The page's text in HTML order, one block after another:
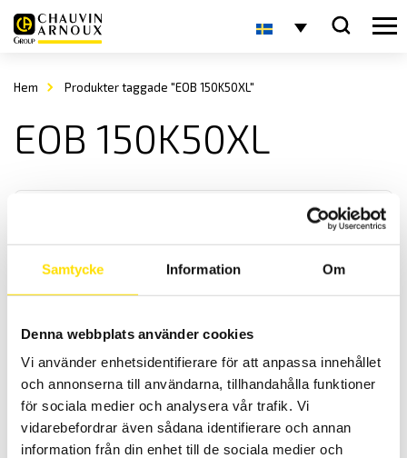
Samtycke Information Om
Denna webbplats använder cookies
Vi använder enhetsidentifierare för att anpassa innehållet
och annonserna till användarna, tillhandahålla funktioner
för sociala medier och analysera vår trafik. Vi
vidarebefordrar även sådana identifierare och annan
information från din enhet till de sociala medier och
Hem Produkter taggade "EOB 150K50XL"
EOB 150K50XL
KERN EOB Plattformsvåg
KERN EOB är en praktisk och användarvänlig plattformsvåg med
maxkapacitet upp till 300 kg
2,290.00 kr –5,050.00krPrisintervall:
2,290.00 kr
till
5,050.00 kr
LÄS MER